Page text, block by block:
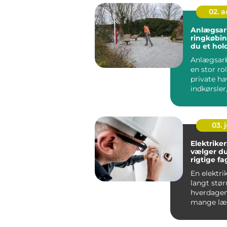
02.
ringkøbing sådan
du et
en stor
private
03.
vælger
rigtige
En
langt
mange